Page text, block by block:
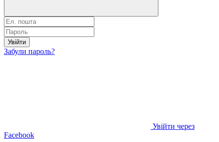
Увійти
Забули пароль?
Увійти через
Facebook